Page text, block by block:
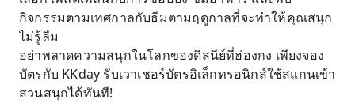
กิจกรรมตามเทศกาลกับธีมตามฤดูกาลที่จะทำให้คุณสนุก
ไม่รู้ลืม
อย่าพลาดความสนุกในโลกของดิสนีย์ที่ฮ่องกง เพียงจอง
บัตรกับ KKday รับเวาเชอร์บัตรอิเล็กทรอนิกส์ใช้สแกนเข้า
สวนสนุกได้ทันที!